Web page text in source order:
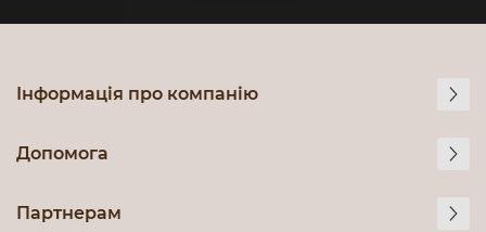
Інформація про компанію
Допомога
Партнерам